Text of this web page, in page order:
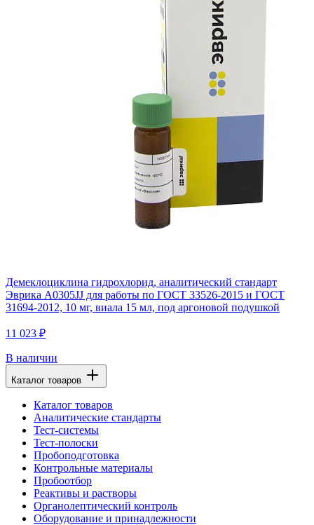
Демеклоциклина гидрохлорид, аналитический стандарт
Эврика A0305JJ для работы по ГОСТ 33526-2015 и ГОСТ
31694-2012, 10 мг, виала 15 мл, под аргоновой подушкой
11 023 ₽
В наличии
Каталог товаров
Каталог товаров
Аналитические стандарты
Тест-системы
Тест-полоски
Пробоподготовка
Контрольные материалы
Пробоотбор
Реактивы и растворы
Органолептический контроль
Оборудование и принадлежности